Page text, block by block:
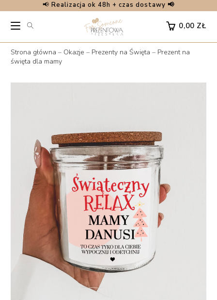
content
📢 Realizacja ok 48h + czas dostawy 📢
0,00 ZŁ
Strona główna – Okazje – Prezenty na Święta – Prezent na
święta dla mamy